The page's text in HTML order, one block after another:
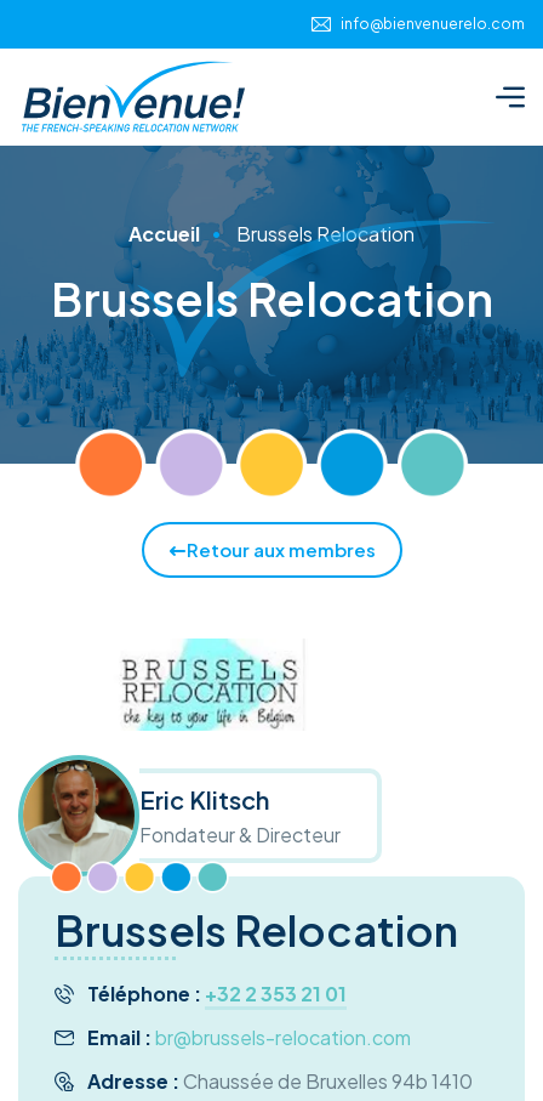
info@bienvenuerelo.com
Accueil Brussels Relocation
Brussels Relocation
Retour aux membres
Eric Klitsch
Fondateur & Directeur
Brussels Relocation
Téléphone : +32 2 353 21 01
Email :br@brussels-relocation.com
Adresse :Chaussée de Bruxelles 94b 1410